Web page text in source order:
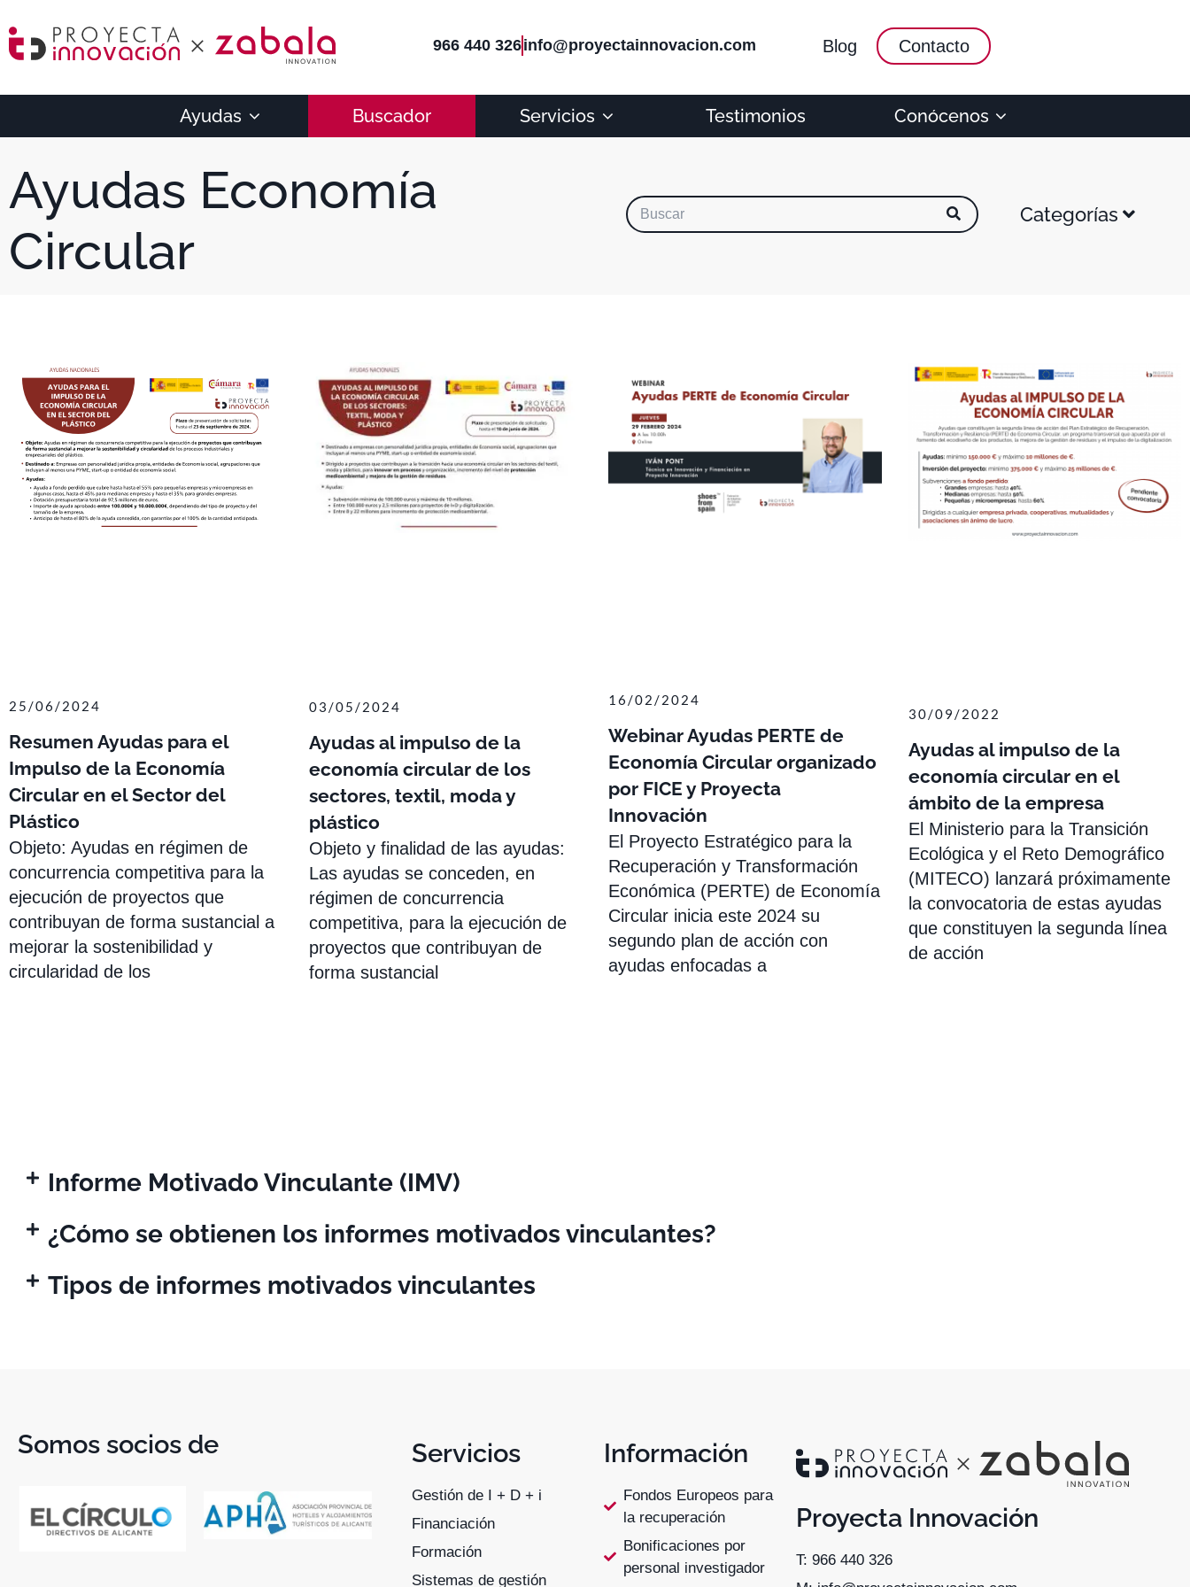
966 440 326info@proyectainnovacion.com Blog Contacto
Ayudas Buscador Servicios Testimonios Conócenos
Ayudas Economía
Circular
Categorías
Resumen Ayudas para el
Impulso de la Economía
Circular en el Sector del
Plástico
25/06/2024
Objeto: Ayudas en régimen de
concurrencia competitiva para la
ejecución de proyectos que
contribuyan de forma sustancial a
mejorar la sostenibilidad y
circularidad de los
Ayudas al impulso de la
economía circular de los
sectores, textil, moda y
plástico
03/05/2024
Objeto y finalidad de las ayudas:
Las ayudas se conceden, en
régimen de concurrencia
competitiva, para la ejecución de
proyectos que contribuyan de
forma sustancial
Webinar Ayudas PERTE de
Economía Circular organizado
por FICE y Proyecta
Innovación
16/02/2024
El Proyecto Estratégico para la
Recuperación y Transformación
Económica (PERTE) de Economía
Circular inicia este 2024 su
segundo plan de acción con
ayudas enfocadas a
Ayudas al impulso de la
economía circular en el
ámbito de la empresa
30/09/2022
El Ministerio para la Transición
Ecológica y el Reto Demográfico
(MITECO) lanzará próximamente
la convocatoria de estas ayudas
que constituyen la segunda línea
de acción
Informe Motivado Vinculante (IMV)
¿Cómo se obtienen los informes motivados vinculantes?
Tipos de informes motivados vinculantes
Somos socios de Servicios
Gestión de I + D + i
Financiación
Formación
Sistemas de gestión
Información
Fondos Europeos para
la recuperación
Bonificaciones por
personal investigador
Proyecta Innovación
T: 966 440 326